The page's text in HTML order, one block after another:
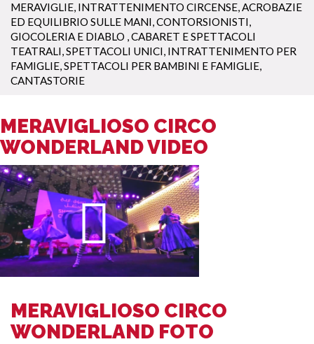
MERAVIGLIE, INTRATTENIMENTO CIRCENSE,ACROBAZIE
ED EQUILIBRIO SULLE MANI,CONTORSIONISTI,
GIOCOLERIA E DIABLO ,CABARET E SPETTACOLI
TEATRALI,SPETTACOLI UNICI, INTRATTENIMENTO PER
FAMIGLIE,SPETTACOLI PER BAMBINI E FAMIGLIE,
CANTASTORIE
MERAVIGLIOSO CIRCO
WONDERLAND VIDEO
MERAVIGLIOSO CIRCO
WONDERLAND FOTO